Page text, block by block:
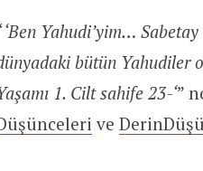
‘Ben Yahudi’yim…
bütün Yahudiler
1. Cilt sahife 23-‘”
ve